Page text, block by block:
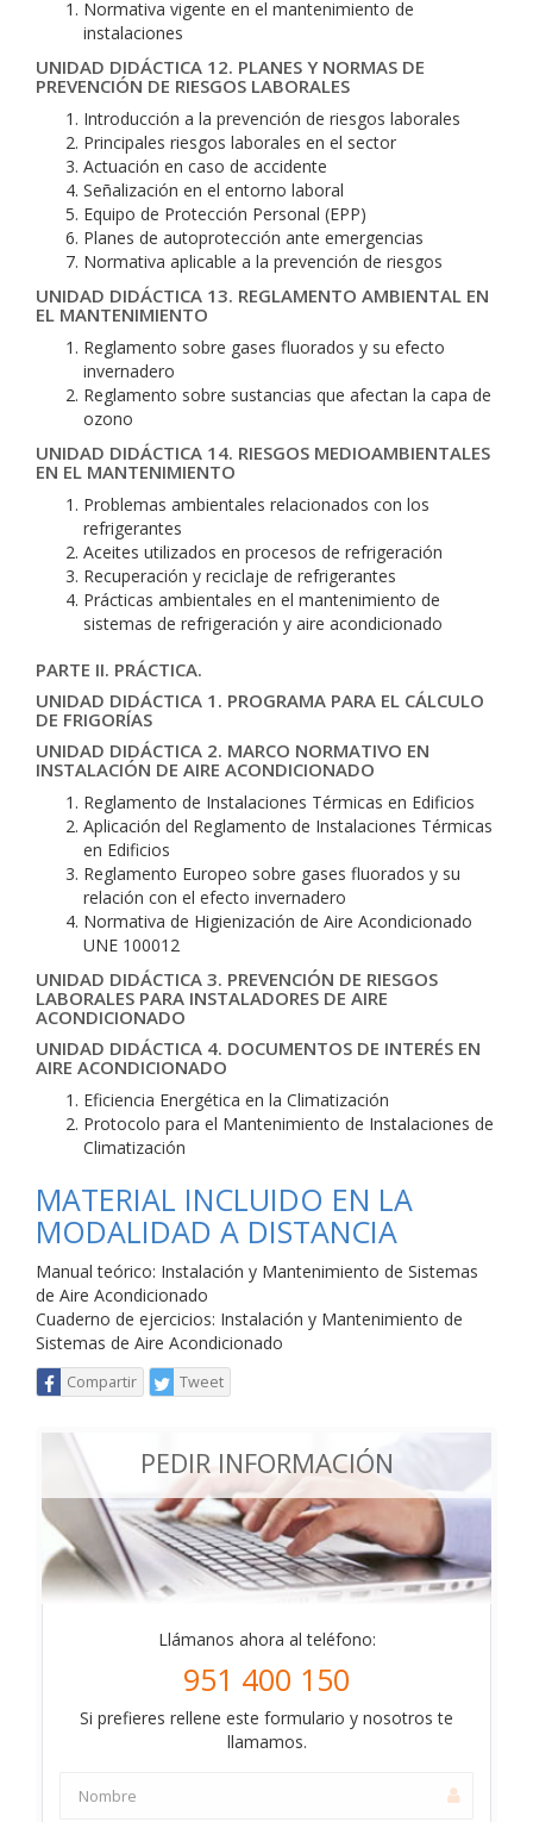
Normativa vigente en el mantenimiento de
instalaciones
UNIDAD DIDÁCTICA 12. PLANES Y NORMAS DE
PREVENCIÓN DE RIESGOS LABORALES
Introducción a la prevención de riesgos laborales
Principales riesgos laborales en el sector
Actuación en caso de accidente
Señalización en el entorno laboral
Equipo de Protección Personal (EPP)
Planes de autoprotección ante emergencias
Normativa aplicable a la prevención de riesgos
UNIDAD DIDÁCTICA 13. REGLAMENTO AMBIENTAL EN
EL MANTENIMIENTO
Reglamento sobre gases fluorados y su efecto
invernadero
Reglamento sobre sustancias que afectan la capa de
ozono
UNIDAD DIDÁCTICA 14. RIESGOS MEDIOAMBIENTALES
EN EL MANTENIMIENTO
Problemas ambientales relacionados con los
refrigerantes
Aceites utilizados en procesos de refrigeración
Recuperación y reciclaje de refrigerantes
Prácticas ambientales en el mantenimiento de
sistemas de refrigeración y aire acondicionado
PARTE II. PRÁCTICA.
UNIDAD DIDÁCTICA 1. PROGRAMA PARA EL CÁLCULO
DE FRIGORÍAS
UNIDAD DIDÁCTICA 2. MARCO NORMATIVO EN
INSTALACIÓN DE AIRE ACONDICIONADO
Reglamento de Instalaciones Térmicas en Edificios
Aplicación del Reglamento de Instalaciones Térmicas
en Edificios
Reglamento Europeo sobre gases fluorados y su
relación con el efecto invernadero
Normativa de Higienización de Aire Acondicionado
UNE 100012
UNIDAD DIDÁCTICA 3. PREVENCIÓN DE RIESGOS
LABORALES PARA INSTALADORES DE AIRE
ACONDICIONADO
UNIDAD DIDÁCTICA 4. DOCUMENTOS DE INTERÉS EN
AIRE ACONDICIONADO
Eficiencia Energética en la Climatización
Protocolo para el Mantenimiento de Instalaciones de
Climatización
MATERIAL INCLUIDO EN LA
MODALIDAD A DISTANCIA
Manual teórico: Instalación y Mantenimiento de Sistemas
de Aire Acondicionado
Cuaderno de ejercicios: Instalación y Mantenimiento de
Sistemas de Aire Acondicionado
Compartir Tweet
PEDIR INFORMACIÓN
Llámanos ahora al teléfono:
951 400 150
Si prefieres rellene este formulario y nosotros te
llamamos.